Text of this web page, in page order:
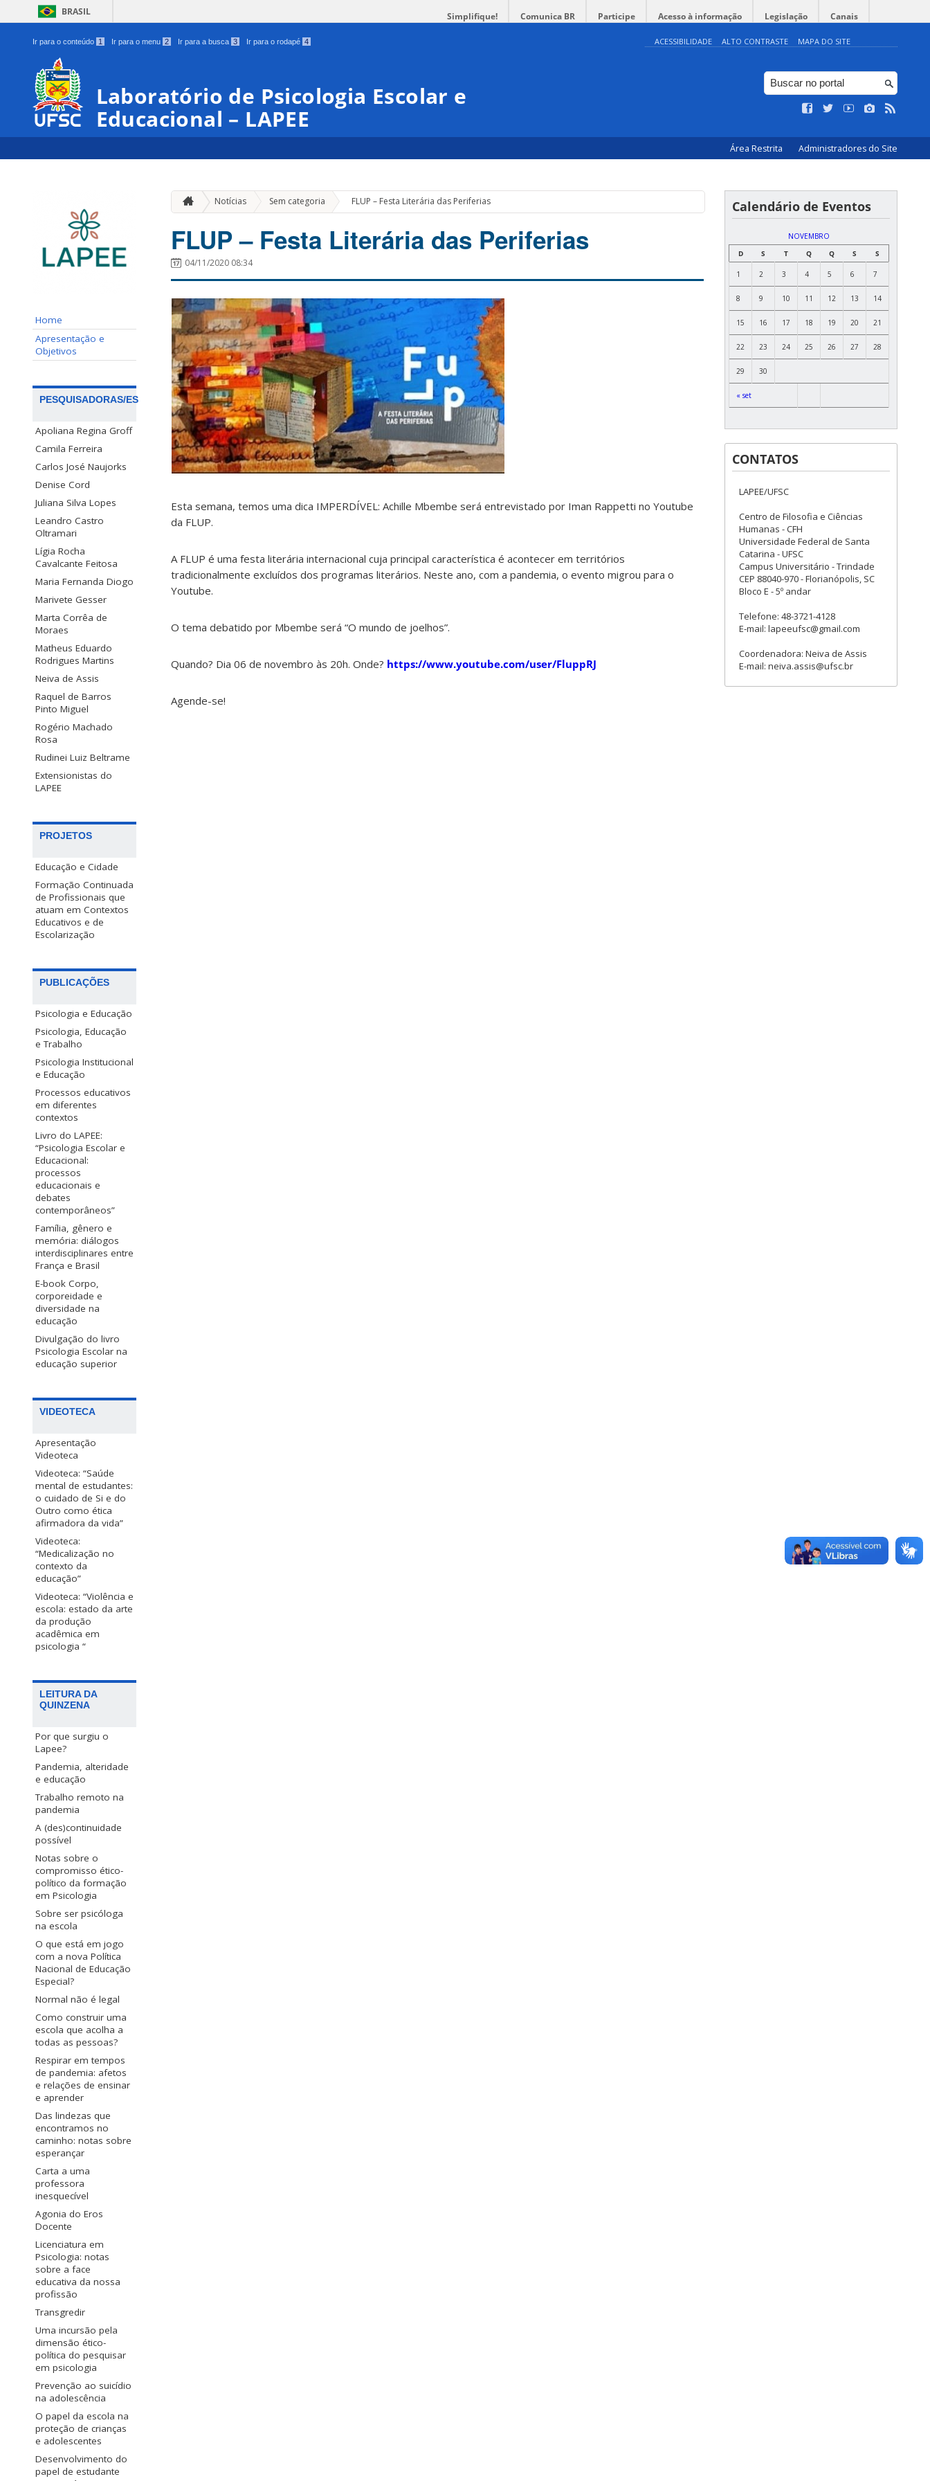
BRASIL Simplifique! Comunica BR Participe Acesso à informação Legislação Canais
Ir para o conteúdo 1 Ir para o menu 2 Ir para a busca 3 Ir para o rodapé 4 ACESSIBILIDADE ALTO CONTRASTE MAPA DO SITE
Laboratório de Psicologia Escolar e
Educacional – LAPEE
Área Restrita Administradores do Site
Home
Apresentação e
Objetivos
PESQUISADORAS/ES
Apoliana Regina Groff
Camila Ferreira
Carlos José Naujorks
Denise Cord
Juliana Silva Lopes
Leandro Castro
Oltramari
Lígia Rocha
Cavalcante Feitosa
Maria Fernanda Diogo
Marivete Gesser
Marta Corrêa de
Moraes
Matheus Eduardo
Rodrigues Martins
Neiva de Assis
Raquel de Barros
Pinto Miguel
Rogério Machado
Rosa
Rudinei Luiz Beltrame
Extensionistas do
LAPEE
PROJETOS
Educação e Cidade
Formação Continuada
de Profissionais que
atuam em Contextos
Educativos e de
Escolarização
PUBLICAÇÕES
Psicologia e Educação
Psicologia, Educação
e Trabalho
Psicologia Institucional
e Educação
Processos educativos
em diferentes
contextos
Livro do LAPEE:
“Psicologia Escolar e
Educacional:
processos
educacionais e
debates
contemporâneos”
Família, gênero e
memória: diálogos
interdisciplinares entre
França e Brasil
E-book Corpo,
corporeidade e
diversidade na
educação
Divulgação do livro
Psicologia Escolar na
educação superior
VIDEOTECA
Apresentação
Videoteca
Videoteca: “Saúde
mental de estudantes:
o cuidado de Si e do
Outro como ética
afirmadora da vida”
Videoteca:
“Medicalização no
contexto da
educação”
Videoteca: “Violência e
escola: estado da arte
da produção
acadêmica em
psicologia “
LEITURA DA
QUINZENA
Por que surgiu o
Lapee?
Pandemia, alteridade
e educação
Trabalho remoto na
pandemia
A (des)continuidade
possível
Notas sobre o
compromisso ético-
político da formação
em Psicologia
Sobre ser psicóloga
na escola
O que está em jogo
com a nova Política
Nacional de Educação
Especial?
Normal não é legal
Como construir uma
escola que acolha a
todas as pessoas?
Respirar em tempos
de pandemia: afetos
e relações de ensinar
e aprender
Das lindezas que
encontramos no
caminho: notas sobre
esperançar
Carta a uma
professora
inesquecível
Agonia do Eros
Docente
Licenciatura em
Psicologia: notas
sobre a face
educativa da nossa
profissão
Transgredir
Uma incursão pela
dimensão ético-
política do pesquisar
em psicologia
Prevenção ao suicídio
na adolescência
O papel da escola na
proteção de crianças
e adolescentes
Desenvolvimento do
papel de estudante
Notícias Sem categoria » FLUP – Festa Literária das Periferias
FLUP – Festa Literária das Periferias
04/11/2020 08:34
Esta semana, temos uma dica IMPERDÍVEL: Achille Mbembe será entrevistado por Iman Rappetti no Youtube
da FLUP.
A FLUP é uma festa literária internacional cuja principal característica é acontecer em territórios
tradicionalmente excluídos dos programas literários. Neste ano, com a pandemia, o evento migrou para o
Youtube.
O tema debatido por Mbembe será “O mundo de joelhos”.
Quando? Dia 06 de novembro às 20h. Onde? https://www.youtube.com/user/FluppRJ
Agende-se!
Calendário de Eventos
NOVEMBRO
D
S T Q Q S S
« set
1 2 3 4 5 6 7
8 9 10 11 12 13 14
15 16 17 18 19 20 21
22 23 24 25 26 27 28
29 30
CONTATOS
LAPEE/UFSC
Centro de Filosofia e Ciências
Humanas - CFH
Universidade Federal de Santa
Catarina - UFSC
Campus Universitário - Trindade
CEP 88040-970 - Florianópolis, SC
Bloco E - 5º andar
Telefone: 48-3721-4128
E-mail: lapeeufsc@gmail.com
Coordenadora: Neiva de Assis
E-mail: neiva.assis@ufsc.br